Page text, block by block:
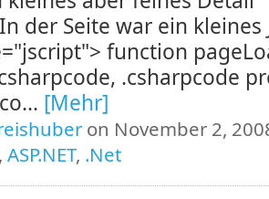
der Seite war ein kleines
function
.csharpcode
[Mehr]
on November 2,
, ASP.NET, .Net